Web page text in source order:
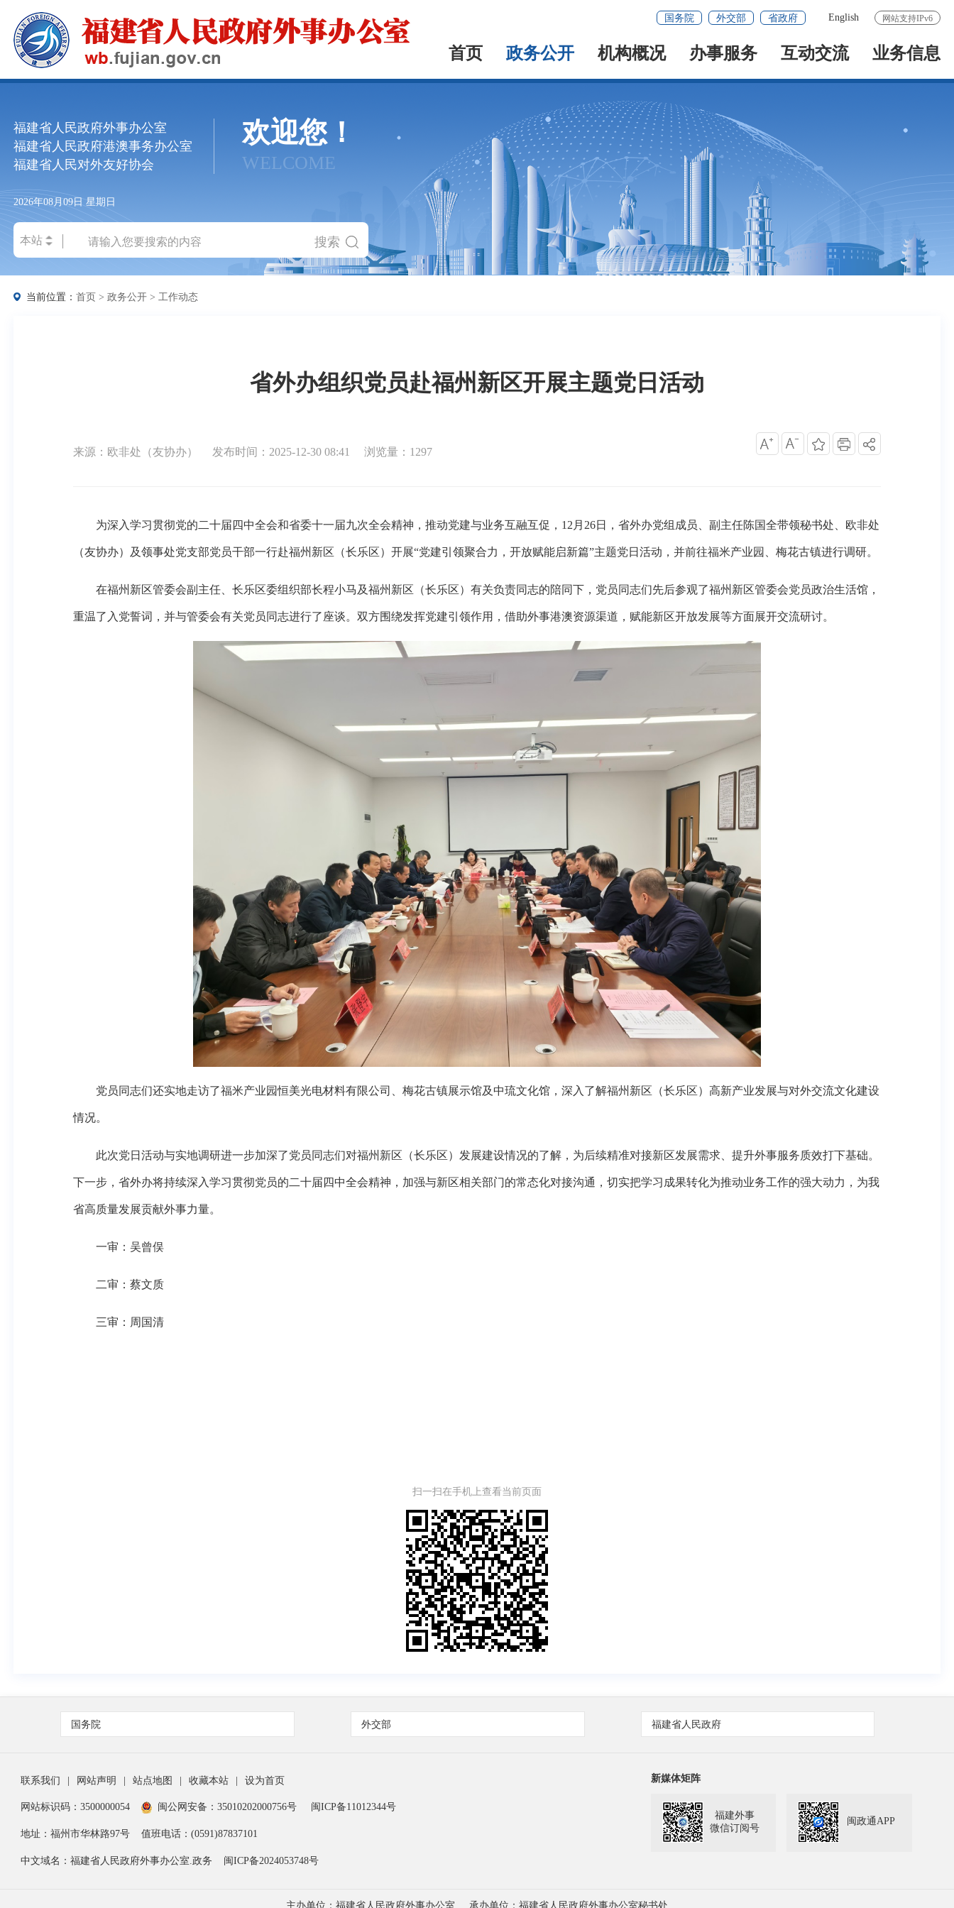
网站支持IPv6
English
国务院 外交部 省政府
首页 政务公开 机构概况 办事服务 互动交流 业务信息
福建省人民政府外事办公室
福建省人民政府港澳事务办公室
福建省人民对外友好协会
欢迎您！
WELCOME
2026年08月09日 星期日
搜索
当前位置：首页 >政务公开 >工作动态
省外办组织党员赴福州新区开展主题党日活动
来源：欧非处（友协办） 发布时间：2025-12-30 08:41 浏览量：1297
为深入学习贯彻党的二十届四中全会和省委十一届九次全会精神，推动党建与业务互融互促，12月26日，省外办党组成员、副主任陈国全带领秘书处、欧非处
（友协办）及领事处党支部党员干部一行赴福州新区（长乐区）开展“党建引领聚合力，开放赋能启新篇”主题党日活动，并前往福米产业园、梅花古镇进行调研。
在福州新区管委会副主任、长乐区委组织部长程小马及福州新区（长乐区）有关负责同志的陪同下，党员同志们先后参观了福州新区管委会党员政治生活馆，
重温了入党誓词，并与管委会有关党员同志进行了座谈。双方围绕发挥党建引领作用，借助外事港澳资源渠道，赋能新区开放发展等方面展开交流研讨。
党员同志们还实地走访了福米产业园恒美光电材料有限公司、梅花古镇展示馆及中琉文化馆，深入了解福州新区（长乐区）高新产业发展与对外交流文化建设
情况。
此次党日活动与实地调研进一步加深了党员同志们对福州新区（长乐区）发展建设情况的了解，为后续精准对接新区发展需求、提升外事服务质效打下基础。
下一步，省外办将持续深入学习贯彻党员的二十届四中全会精神，加强与新区相关部门的常态化对接沟通，切实把学习成果转化为推动业务工作的强大动力，为我
省高质量发展贡献外事力量。
一审：吴曾俣
二审：蔡文质
三审：周国清
扫一扫在手机上查看当前页面
国务院 外交部 福建省人民政府
联系我们 网站声明 站点地图 收藏本站 设为首页
网站标识码：3500000054 闽公网安备：35010202000756号 闽ICP备11012344号
地址：福州市华林路97号 值班电话：(0591)87837101
中文域名：福建省人民政府外事办公室.政务 闽ICP备2024053748号
新媒体矩阵
福建外事
微信订阅号
闽政通APP
主办单位：福建省人民政府外事办公室 承办单位：福建省人民政府外事办公室秘书处